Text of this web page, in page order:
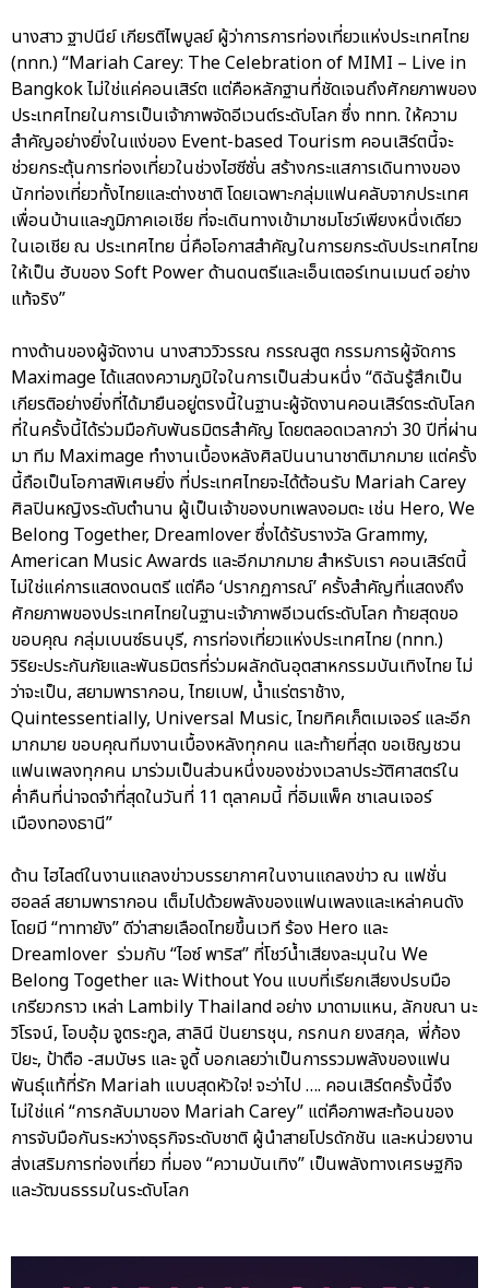
นางสาว ฐาปนีย์ เกียรติไพบูลย์ ผู้ว่าการการท่องเที่ยวแห่งประเทศไทย
(ททท.) “Mariah Carey: The Celebration of MIMI – Live in
Bangkok ไม่ใช่แค่คอนเสิร์ต แต่คือหลักฐานที่ชัดเจนถึงศักยภาพของ
ประเทศไทยในการเป็นเจ้าภาพจัดอีเวนต์ระดับโลก ซึ่ง ททท. ให้ความ
สำคัญอย่างยิ่งในแง่ของ Event-based Tourism คอนเสิร์ตนี้จะ
ช่วยกระตุ้นการท่องเที่ยวในช่วงไฮซีซั่น สร้างกระแสการเดินทางของ
นักท่องเที่ยวทั้งไทยและต่างชาติ โดยเฉพาะกลุ่มแฟนคลับจากประเทศ
เพื่อนบ้านและภูมิภาคเอเชีย ที่จะเดินทางเข้ามาชมโชว์เพียงหนึ่งเดียว
ในเอเชีย ณ ประเทศไทย นี่คือโอกาสสำคัญในการยกระดับประเทศไทย
ให้เป็น ฮับของ Soft Power ด้านดนตรีและเอ็นเตอร์เทนเมนต์ อย่าง
แท้จริง”
ทางด้านของผู้จัดงาน นางสาววิวรรณ กรรณสูต กรรมการผู้จัดการ
Maximage ได้แสดงความภูมิใจในการเป็นส่วนหนึ่ง “ดิฉันรู้สึกเป็น
เกียรติอย่างยิ่งที่ได้มายืนอยู่ตรงนี้ในฐานะผู้จัดงานคอนเสิร์ตระดับโลก
ที่ในครั้งนี้ได้ร่วมมือกับพันธมิตรสำคัญ โดยตลอดเวลากว่า 30 ปีที่ผ่าน
มา ทีม Maximage ทำงานเบื้องหลังศิลปินนานาชาติมากมาย แต่ครั้ง
นี้ถือเป็นโอกาสพิเศษยิ่ง ที่ประเทศไทยจะได้ต้อนรับ Mariah Carey
ศิลปินหญิงระดับตำนาน ผู้เป็นเจ้าของบทเพลงอมตะ เช่น Hero, We
Belong Together, Dreamlover ซึ่งได้รับรางวัล Grammy,
American Music Awards และอีกมากมาย สำหรับเรา คอนเสิร์ตนี้
ไม่ใช่แค่การแสดงดนตรี แต่คือ ‘ปรากฏการณ์’ ครั้งสำคัญที่แสดงถึง
ศักยภาพของประเทศไทยในฐานะเจ้าภาพอีเวนต์ระดับโลก ท้ายสุดขอ
ขอบคุณ กลุ่มเบนซ์ธนบุรี, การท่องเที่ยวแห่งประเทศไทย (ททท.)
วิริยะประกันภัยและพันธมิตรที่ร่วมผลักดันอุตสาหกรรมบันเทิงไทย ไม่
ว่าจะเป็น, สยามพารากอน, ไทยเบฟ, น้ำแร่ตราช้าง,
Quintessentially, Universal Music, ไทยทิคเก็ตเมเจอร์ และอีก
มากมาย ขอบคุณทีมงานเบื้องหลังทุกคน และท้ายที่สุด ขอเชิญชวน
แฟนเพลงทุกคน มาร่วมเป็นส่วนหนึ่งของช่วงเวลาประวัติศาสตร์ใน
ค่ำคืนที่น่าจดจำที่สุดในวันที่ 11 ตุลาคมนี้ ที่อิมแพ็ค ชาเลนเจอร์
เมืองทองธานี”
ด้าน ไฮไลต์ในงานแถลงข่าวบรรยากาศในงานแถลงข่าว ณ แฟชั่น
ฮอลล์ สยามพารากอน เต็มไปด้วยพลังของแฟนเพลงและเหล่าคนดัง
โดยมี “ทาทายัง” ดีว่าสายเลือดไทยขึ้นเวที ร้อง Hero และ
Dreamlover ร่วมกับ “ไอซ์ พาริส” ที่โชว์น้ำเสียงละมุนใน We
Belong Together และ Without You แบบที่เรียกเสียงปรบมือ
เกรียวกราว เหล่า Lambily Thailand อย่าง มาดามแหน, ลักขณา นะ
วิโรจน์, โอบอุ้ม จูตระกูล, สาลินี ปันยารชุน, กรกนก ยงสกุล, พี่ก้อง
ปิยะ, ป้าตือ -สมบัษร และ จูดี้ บอกเลยว่าเป็นการรวมพลังของแฟน
พันธุ์แท้ที่รัก Mariah แบบสุดหัวใจ! จะว่าไป …. คอนเสิร์ตครั้งนี้จึง
ไม่ใช่แค่ “การกลับมาของ Mariah Carey” แต่คือภาพสะท้อนของ
การจับมือกันระหว่างธุรกิจระดับชาติ ผู้นำสายโปรดักชัน และหน่วยงาน
ส่งเสริมการท่องเที่ยว ที่มอง “ความบันเทิง” เป็นพลังทางเศรษฐกิจ
และวัฒนธรรมในระดับโลก